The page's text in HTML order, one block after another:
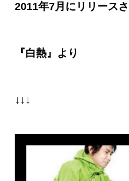
2011年7月にリリース
『白熱』より
↓↓↓